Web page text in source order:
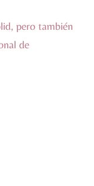
pero también
de